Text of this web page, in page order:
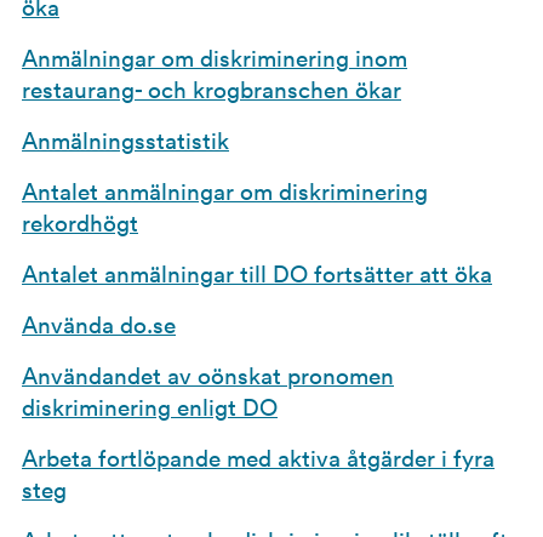
Anmälningar om diskriminering inom
restaurang- och krogbranschen ökar
Anmälningsstatistik
Antalet anmälningar om diskriminering
rekordhögt
Antalet anmälningar till DO fortsätter att öka
Använda do.se
Användandet av oönskat pronomen
diskriminering enligt DO
Arbeta fortlöpande med aktiva åtgärder i fyra
steg